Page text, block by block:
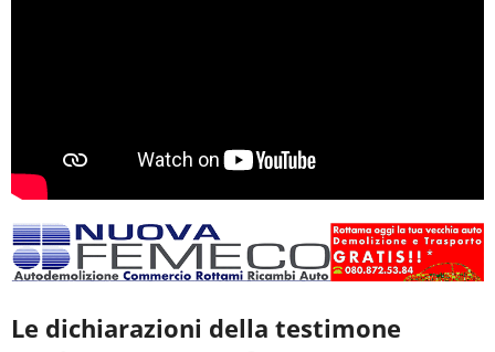
Le dichiarazioni della testimone